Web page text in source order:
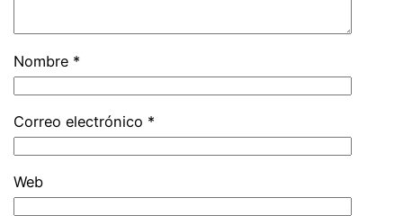
Nombre *
Correo electrónico *
Web